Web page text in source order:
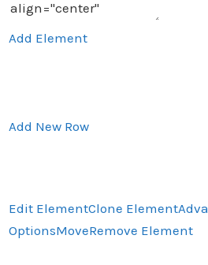
Add Element
Add New Row
Edit ElementClone Element
OptionsMoveRemove Element